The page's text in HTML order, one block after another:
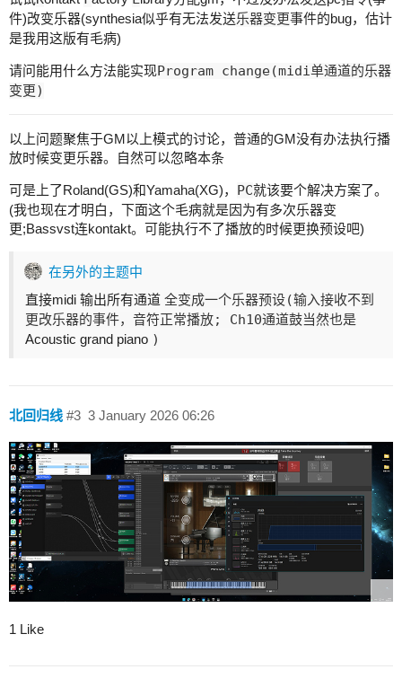
件)改变乐器(synthesia似乎有无法发送乐器变更事件的bug，估计
是我用这版有毛病)
请问能用什么方法能实现Program change(midi单通道的乐器
变更)
以上问题聚焦于GM以上模式的讨论，普通的GM没有办法执行播
放时候变更乐器。自然可以忽略本条
可是上了Roland(GS)和Yamaha(XG)， PC就该要个解决方案了。
(我也现在才明白，下面这个毛病就是因为有多次乐器变
更;Bassvst连kontakt。可能执行不了播放的时候更换预设吧)
在另外的主题中
直接midi 输出所有通道 全变成一个乐器预设(输入接收不到
更改乐器的事件，音符正常播放; Ch10通道鼓当然也是
Acoustic grand piano )
北回归线 3 January 2026 06:26
#3
1 Like